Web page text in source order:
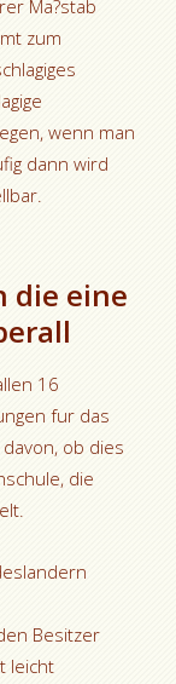
Ma?stab
zum
wenn man
dann wird
die eine
16
fur das
ob dies
die
Besitzer
leicht